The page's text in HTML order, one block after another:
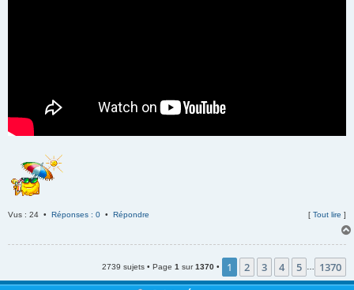
Vus : 24 • Réponses : 0 • Répondre [ Tout lire ]
2739 sujets • Page 1 sur1370 • 1 2 3 4 5 1370